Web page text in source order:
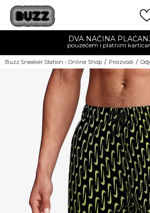
DVA NAČINA
pouzećem i platnim
Buzz Sneaker Station - Online Shop Proizvodi